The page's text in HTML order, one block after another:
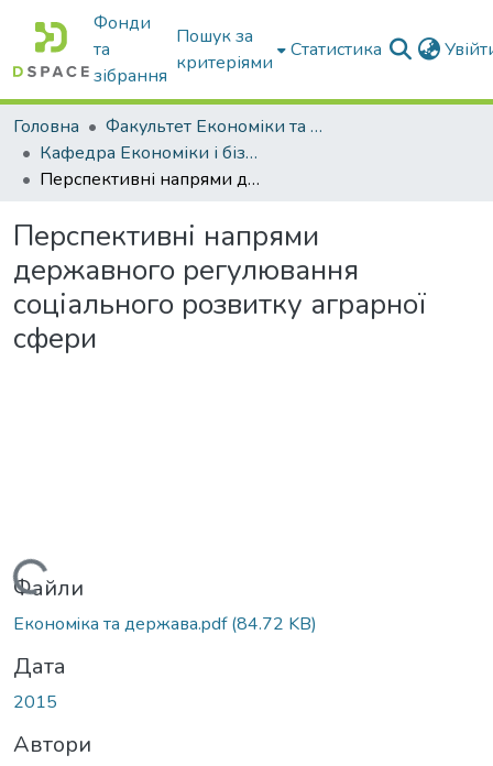
Фонди
та
зібрання
Пошук за
критеріями
Статистика
Головна
Факультет Економіки та бізнесу
Кафедра Економіки і бізнесу
Перспективні напрями державного регулювання соціального розвитку аграрної сфери
Перспективні напрями
державного регулювання
соціального розвитку аграрної
сфери
Файли
Економiка та держава.pdf(84.72 KB)
Дата
2015
Автори